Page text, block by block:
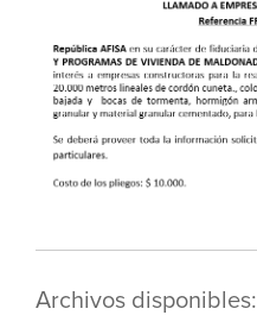
Archivos disponibles: